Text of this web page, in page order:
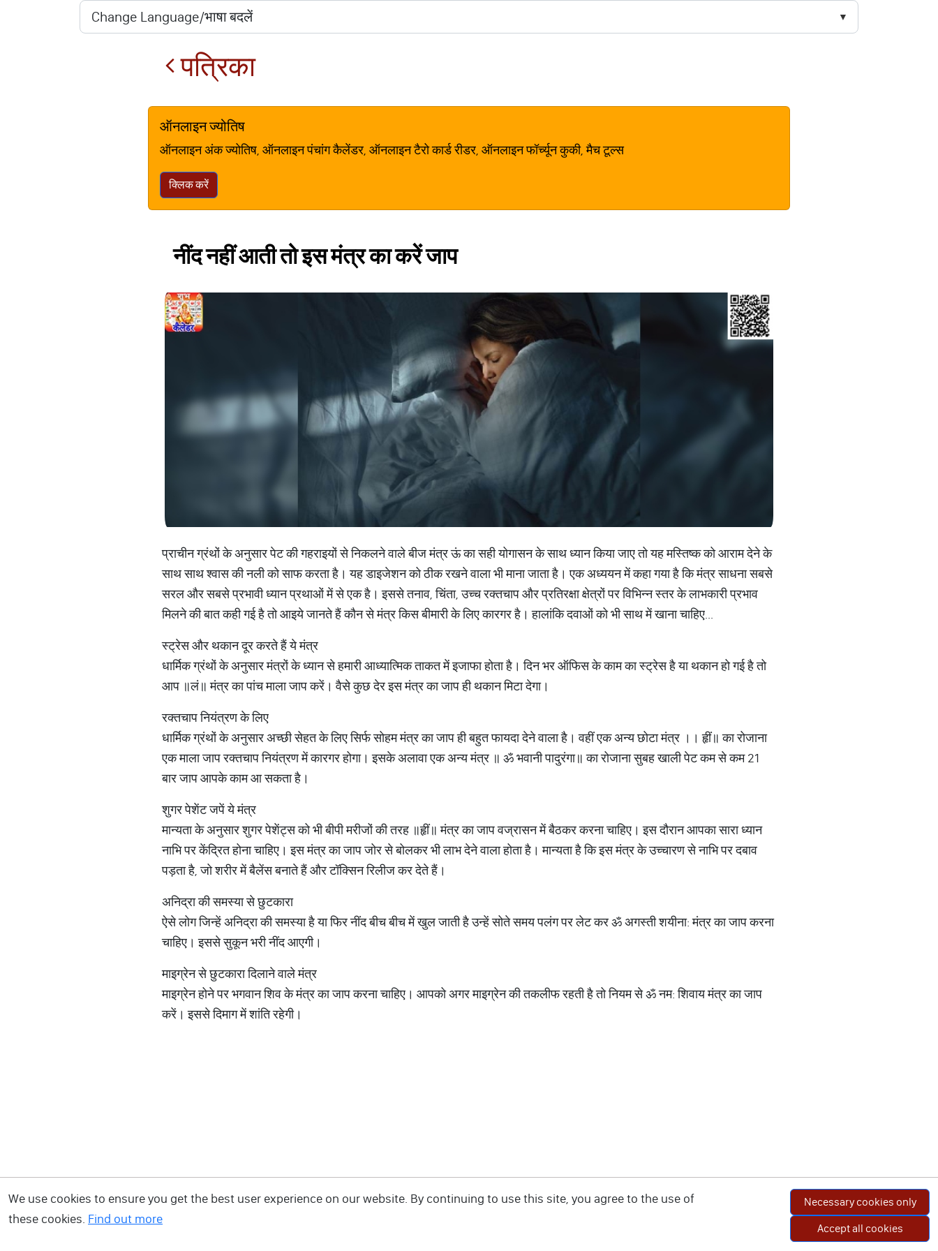
पत्रिका
ऑनलाइन ज्योतिष
ऑनलाइन अंक ज्योतिष, ऑनलाइन पंचांग कैलेंडर, ऑनलाइन टैरो कार्ड रीडर, ऑनलाइन फॉर्च्यून कुकी, मैच टूल्स
क्लिक करें
नींद नहीं आती तो इस मंत्र का करें जाप
प्राचीन ग्रंथों के अनुसार पेट की गहराइयों से निकलने वाले बीज मंत्र ऊं का सही योगासन के साथ ध्यान किया जाए तो यह मस्तिष्क को आराम देने के
साथ साथ श्वास की नली को साफ करता है। यह डाइजेशन को ठीक रखने वाला भी माना जाता है। एक अध्ययन में कहा गया है कि मंत्र साधना सबसे
सरल और सबसे प्रभावी ध्यान प्रथाओं में से एक है। इससे तनाव, चिंता, उच्च रक्तचाप और प्रतिरक्षा क्षेत्रों पर विभिन्न स्तर के लाभकारी प्रभाव
मिलने की बात कही गई है तो आइये जानते हैं कौन से मंत्र किस बीमारी के लिए कारगर है। हालांकि दवाओं को भी साथ में खाना चाहिए...
स्ट्रेस और थकान दूर करते हैं ये मंत्र
धार्मिक ग्रंथों के अनुसार मंत्रों के ध्यान से हमारी आध्यात्मिक ताकत में इजाफा होता है। दिन भर ऑफिस के काम का स्ट्रेस है या थकान हो गई है तो
आप ॥लं॥ मंत्र का पांच माला जाप करें। वैसे कुछ देर इस मंत्र का जाप ही थकान मिटा देगा।
रक्तचाप नियंत्रण के लिए
धार्मिक ग्रंथों के अनुसार अच्छी सेहत के लिए सिर्फ सोहम मंत्र का जाप ही बहुत फायदा देने वाला है। वहीं एक अन्य छोटा मंत्र ।। हृीं॥ का रोजाना
एक माला जाप रक्तचाप नियंत्रण में कारगर होगा। इसके अलावा एक अन्य मंत्र ॥ ॐ भवानी पादुरंगा॥ का रोजाना सुबह खाली पेट कम से कम 21
बार जाप आपके काम आ सकता है।
शुगर पेशेंट जपें ये मंत्र
मान्यता के अनुसार शुगर पेशेंट्स को भी बीपी मरीजों की तरह ॥हृीं॥ मंत्र का जाप वज्रासन में बैठकर करना चाहिए। इस दौरान आपका सारा ध्यान
नाभि पर केंद्रित होना चाहिए। इस मंत्र का जाप जोर से बोलकर भी लाभ देने वाला होता है। मान्यता है कि इस मंत्र के उच्चारण से नाभि पर दबाव
पड़ता है, जो शरीर में बैलेंस बनाते हैं और टॉक्सिन रिलीज कर देते हैं।
अनिद्रा की समस्या से छुटकारा
ऐसे लोग जिन्हें अनिद्रा की समस्या है या फिर नींद बीच बीच में खुल जाती है उन्हें सोते समय पलंग पर लेट कर ॐ अगस्ती शयीना: मंत्र का जाप करना
चाहिए। इससे सुकून भरी नींद आएगी।
माइग्रेन से छुटकारा दिलाने वाले मंत्र
माइग्रेन होने पर भगवान शिव के मंत्र का जाप करना चाहिए। आपको अगर माइग्रेन की तकलीफ रहती है तो नियम से ॐ नम: शिवाय मंत्र का जाप
करें। इससे दिमाग में शांति रहेगी।
We use cookies to ensure you get the best user experience on our website. By continuing to use this site, you agree to the use of
these cookies. Find out more
Necessary cookies only
Accept all cookies